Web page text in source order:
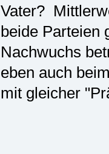
Vater?
beide Parteien
Nachwuchs
eben auch
mit gleicher